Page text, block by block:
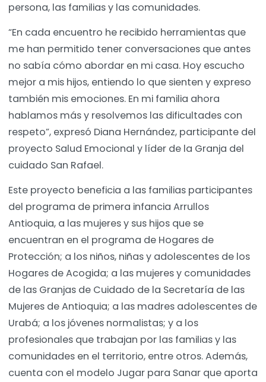
persona, las familias y las comunidades.
“En cada encuentro he recibido herramientas que
me han permitido tener conversaciones que antes
no sabía cómo abordar en mi casa. Hoy escucho
mejor a mis hijos, entiendo lo que sienten y expreso
también mis emociones. En mi familia ahora
hablamos más y resolvemos las dificultades con
respeto”, expresó Diana Hernández, participante del
proyecto Salud Emocional y líder de la Granja del
cuidado San Rafael.
Este proyecto beneficia a las familias participantes
del programa de primera infancia Arrullos
Antioquia, a las mujeres y sus hijos que se
encuentran en el programa de Hogares de
Protección; a los niños, niñas y adolescentes de los
Hogares de Acogida; a las mujeres y comunidades
de las Granjas de Cuidado de la Secretaría de las
Mujeres de Antioquia; a las madres adolescentes de
Urabá; a los jóvenes normalistas; y a los
profesionales que trabajan por las familias y las
comunidades en el territorio, entre otros. Además,
cuenta con el modelo Jugar para Sanar que aporta